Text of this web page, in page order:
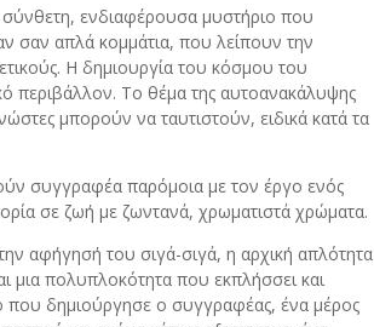
σύνθετη, ενδιαφέρουσα μυστήριο που
σαν απλά κομμάτια, που λείπουν την
Η δημιουργία του κόσμου του
περιβάλλον. Το θέμα της αυτοανακάλυψης
μπορούν να ταυτιστούν, ειδικά κατά τα
συγγραφέα παρόμοια με τον έργο ενός
σε ζωή με ζωντανά, χρωματιστά χρώματα.
αφήγησή του σιγά-σιγά, η αρχική απλότητα
μια πολυπλοκότητα που εκπλήσσει και
που δημιούργησε ο συγγραφέας, ένα μέρος